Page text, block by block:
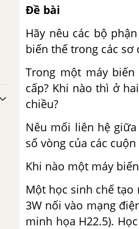
Đề bài
Hãy nêu các bộ
biến thế trong các sơ
Trong một máy
cấp? Khi nào thì ở
chiều?
Nêu mối liên hệ
số vòng của các cuộn
Khi nào một máy
Một học sinh chế tạo
3W nối vào mạng
minh họa H22.5).